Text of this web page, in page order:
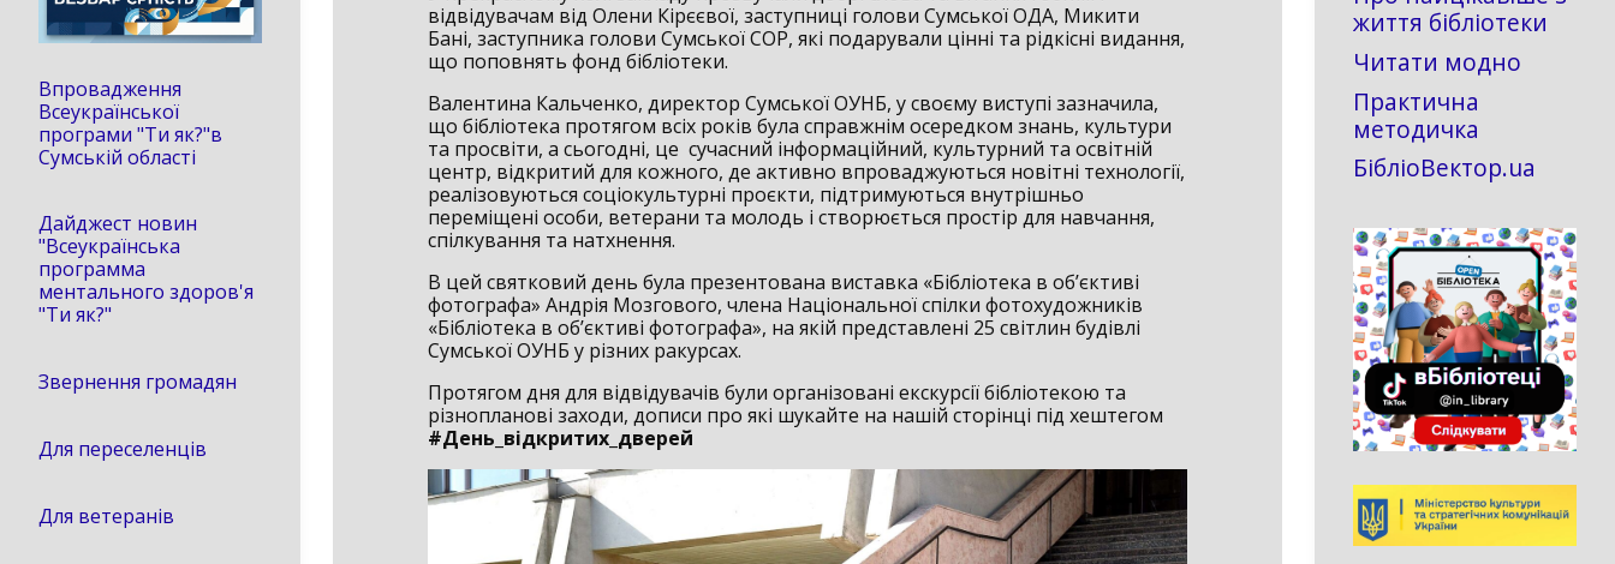
відвідувачам від Олени Кірєєвої, заступниці голови Сумської ОДА, Микити
Бані, заступника голови Сумської СОР, які подарували цінні та рідкісні видання,
що поповнять фонд бібліотеки.
Валентина Кальченко, директор Сумської ОУНБ, у своєму виступі зазначила,
що бібліотека протягом всіх років була справжнім осередком знань, культури
та просвіти, а сьогодні, це сучасний інформаційний, культурний та освітній
центр, відкритий для кожного, де активно впроваджуються новітні технології,
реалізовуються соціокультурні проєкти, підтримуються внутрішньо
переміщені особи, ветерани та молодь і створюється простір для навчання,
спілкування та натхнення.
В цей святковий день була презентована виставка «Бібліотека в об’єктиві
фотографа» Андрія Мозгового, члена Національної спілки фотохудожників
«Бібліотека в об’єктиві фотографа», на якій представлені 25 світлин будівлі
Сумської ОУНБ у різних ракурсах.
Протягом дня для відвідувачів були організовані екскурсії бібліотекою та
різнопланові заходи, дописи про які шукайте на нашій сторінці під хештегом
#День_відкритих_дверей
Впровадження
Всеукраїнської
програми "Ти як?"в
Сумській області
Дайджест новин
"Всеукраїнська
программа
ментального здоров'я
"Ти як?"
Звернення громадян
Для переселенців
Для ветеранів
життя бібліотеки
Читати модно
Практична
методичка
БібліоВектор.ua